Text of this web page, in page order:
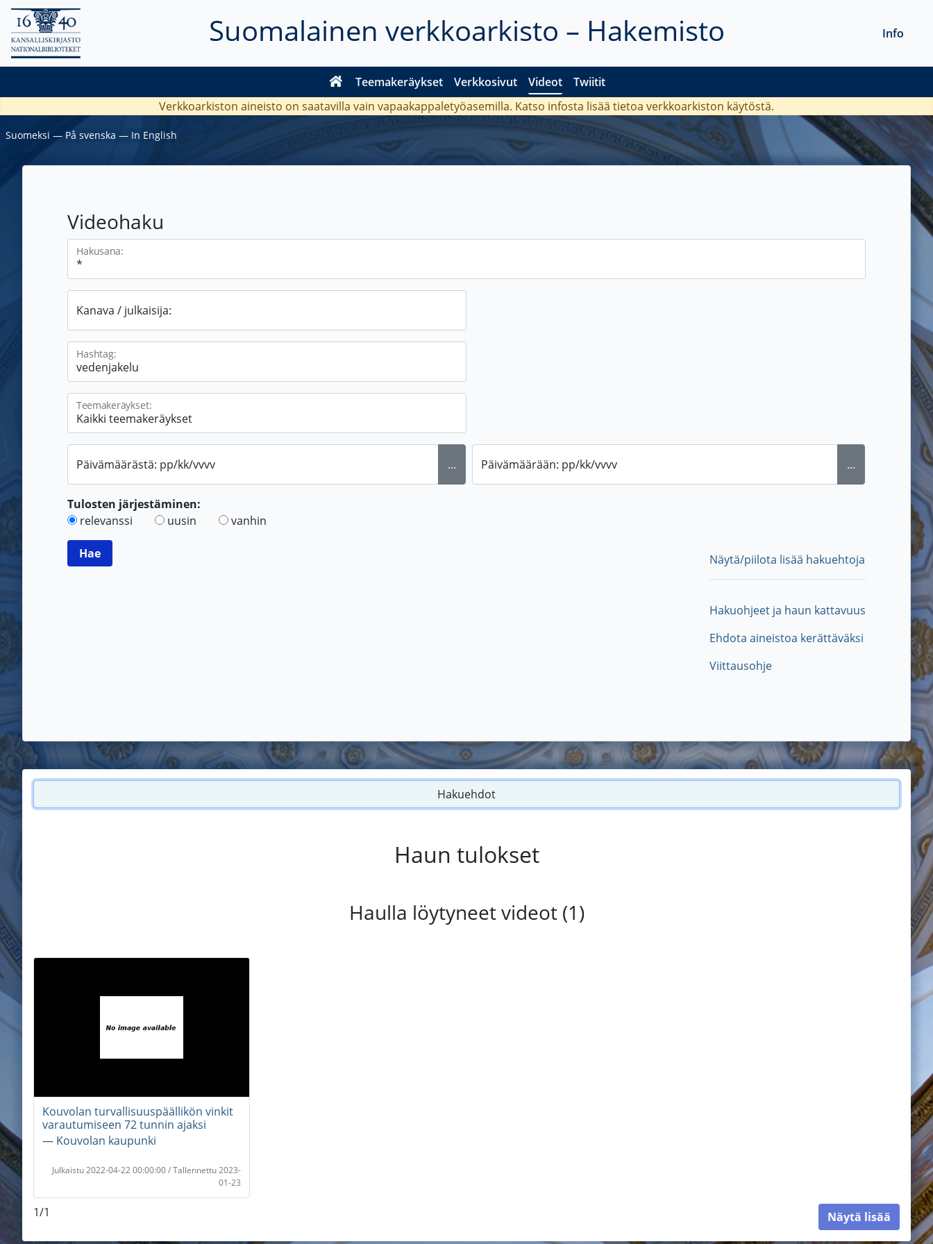
Suomalainen verkkoarkisto – Hakemisto
Teemakeräykset Verkkosivut Videot Twiitit
Info
Verkkoarkiston aineisto on saatavilla vain vapaakappaletyöasemilla. Katso infosta lisää tietoa verkkoarkiston käytöstä.
Suomeksi ― På svenska ― In English
Videohaku
Hakusana:
Kanava / julkaisija:
Hashtag:
Teemakeräykset:
Päivämäärästä: pp/kk/vvvv ... Päivämäärään: pp/kk/vvvv ...
Tulosten järjestäminen:
relevanssi
uusin vanhin
Näytä/piilota lisää hakuehtoja
Hakuohjeet ja haun kattavuus
Ehdota aineistoa kerättäväksi
Viittausohje
Hakuehdot
Haun tulokset
Haulla löytyneet videot (1)
Kouvolan turvallisuuspäällikön vinkit
varautumiseen 72 tunnin ajaksi
― Kouvolan kaupunki
Julkaistu 2022-04-22 00:00:00 / Tallennettu 2023-
01-23
1/1 Näytä lisää